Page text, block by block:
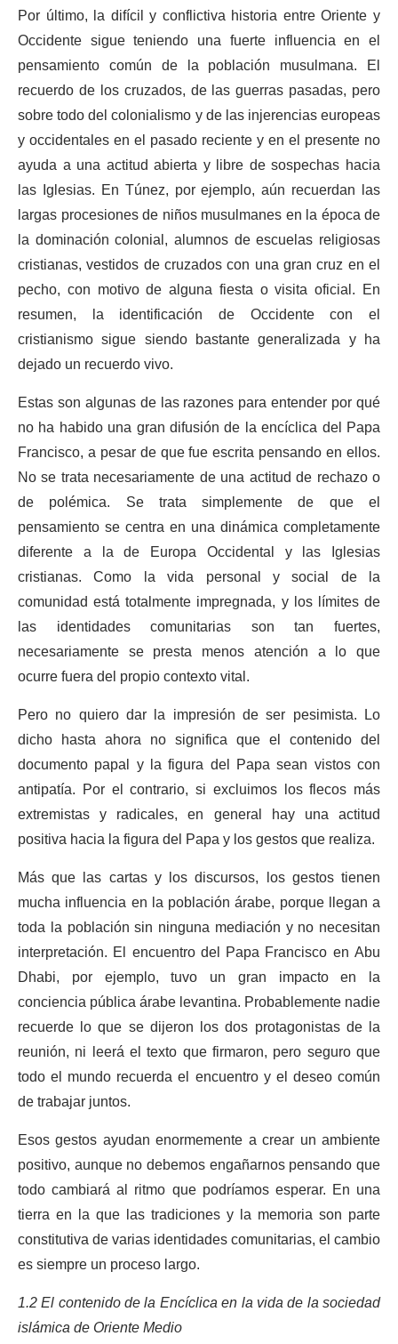
Por último, la difícil y conflictiva historia entre Oriente y
Occidente sigue teniendo una fuerte influencia en el
pensamiento común de la población musulmana. El
recuerdo de los cruzados, de las guerras pasadas, pero
sobre todo del colonialismo y de las injerencias europeas
y occidentales en el pasado reciente y en el presente no
ayuda a una actitud abierta y libre de sospechas hacia
las Iglesias. En Túnez, por ejemplo, aún recuerdan las
largas procesiones de niños musulmanes en la época de
la dominación colonial, alumnos de escuelas religiosas
cristianas, vestidos de cruzados con una gran cruz en el
pecho, con motivo de alguna fiesta o visita oficial. En
resumen, la identificación de Occidente con el
cristianismo sigue siendo bastante generalizada y ha
dejado un recuerdo vivo.
Estas son algunas de las razones para entender por qué
no ha habido una gran difusión de la encíclica del Papa
Francisco, a pesar de que fue escrita pensando en ellos.
No se trata necesariamente de una actitud de rechazo o
de polémica. Se trata simplemente de que el
pensamiento se centra en una dinámica completamente
diferente a la de Europa Occidental y las Iglesias
cristianas. Como la vida personal y social de la
comunidad está totalmente impregnada, y los límites de
las identidades comunitarias son tan fuertes,
necesariamente se presta menos atención a lo que
ocurre fuera del propio contexto vital.
Pero no quiero dar la impresión de ser pesimista. Lo
dicho hasta ahora no significa que el contenido del
documento papal y la figura del Papa sean vistos con
antipatía. Por el contrario, si excluimos los flecos más
extremistas y radicales, en general hay una actitud
positiva hacia la figura del Papa y los gestos que realiza.
Más que las cartas y los discursos, los gestos tienen
mucha influencia en la población árabe, porque llegan a
toda la población sin ninguna mediación y no necesitan
interpretación. El encuentro del Papa Francisco en Abu
Dhabi, por ejemplo, tuvo un gran impacto en la
conciencia pública árabe levantina. Probablemente nadie
recuerde lo que se dijeron los dos protagonistas de la
reunión, ni leerá el texto que firmaron, pero seguro que
todo el mundo recuerda el encuentro y el deseo común
de trabajar juntos.
Esos gestos ayudan enormemente a crear un ambiente
positivo, aunque no debemos engañarnos pensando que
todo cambiará al ritmo que podríamos esperar. En una
tierra en la que las tradiciones y la memoria son parte
constitutiva de varias identidades comunitarias, el cambio
es siempre un proceso largo.
1.2 El contenido de la Encíclica en la vida de la sociedad
islámica de Oriente Medio